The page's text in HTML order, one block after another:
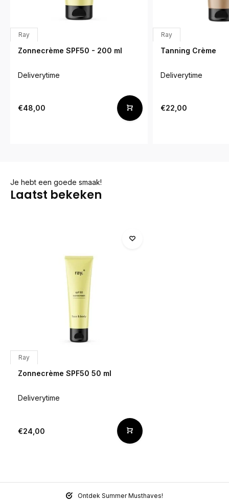
Ray
Zonnecrème SPF50 - 200 ml
Deliverytime
€48,00
Ray
Tanning Crème
Deliverytime
€22,00
Je hebt een goede smaak!
Laatst bekeken
Ray
Zonnecrème SPF50 50 ml
Deliverytime
€24,00
Ontdek Summer Musthaves!